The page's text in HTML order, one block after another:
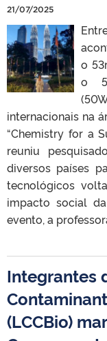
21/07/2025
o
o
internacionais na
“Chemistry for a
reuniu
diversos países
tecnológicos
impacto social
evento, a
Integrantes
(LCCBio)